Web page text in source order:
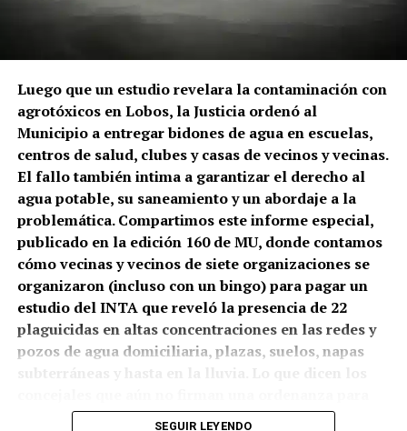
Luego que un estudio revelara la contaminación con
agrotóxicos en Lobos, la Justicia ordenó al
Municipio a entregar bidones de agua en escuelas,
centros de salud, clubes y casas de vecinos y vecinas.
El fallo también intima a garantizar el derecho al
agua potable, su saneamiento y un abordaje a la
problemática. Compartimos este informe especial,
publicado en la edición 160 de MU, donde contamos
cómo vecinas y vecinos de siete organizaciones se
organizaron (incluso con un bingo) para pagar un
estudio del INTA que reveló la presencia de 22
plaguicidas en altas concentraciones en las redes y
pozos de agua domiciliaria, plazas, suelos, napas
restringir fumigaciones y promover la agroecología.
SEGUIR LEYENDO